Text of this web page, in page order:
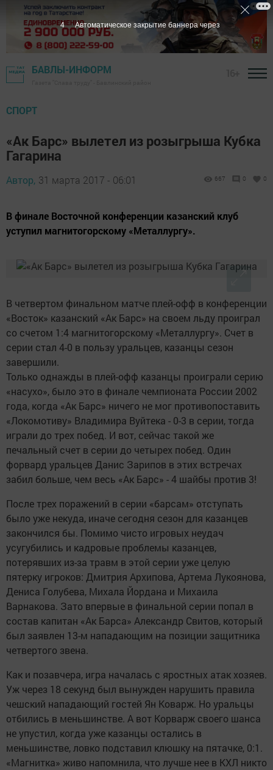
БАВЛЫ-ИНФОРМ
СПОРТ
«Ак Барс» вылетел из розыгрыша Кубка
Гагарина
Автор, 31 марта 2017 - 06:01 667 0 0
В финале Восточной конференции казанский клуб
уступил магнитогорскому «Металлургу».
В четвертом финальном матче плей-офф в конференции
«Восток» казанский «Ак Барс» на своем льду проиграл
со счетом 1:4 магнитогорскому «Металлургу». Счет в
серии стал 4-0 в пользу уральцев, казанцы сезон
завершили.
Только однажды в плей-офф казанцы проиграли серию
«насухо», было это в финале чемпионата России 2002
года, когда «Ак Барс» ничего не мог противопоставить
«Локомотиву» Владимира Вуйтека - 0-3 в серии, тогда
играли до трех побед. И вот, сейчас такой же
печальный счет в серии до четырех побед. Один
форвард уральцев Данис Зарипов в этих встречах
забил больше, чем весь «Ак Барс» - 4 шайбы против 3!
После трех поражений в серии «барсам» отступать
было уже некуда, иначе сегодня сезон для казанцев
закончился бы. Помимо чисто игровых неудач
усугубились и кадровые проблемы казанцев,
потерявших из-за травм в этой серии уже целую
пятерку игроков: Дмитрия Архипова, Артема Лукоянова,
Дениса Голубева, Михала Йордана и Михаила
Варнакова. Зато впервые в финальной серии попал в
состав капитан «Ак Барса» Александр Свитов, который
был заявлен 13-м нападающим на позиции защитника
четвертого звена.
Как и позавчера, игра началась с яростных атак хозяев.
Уж через 18 секунд был вынужден нарушить правила
чешский нападающий гостей Ян Коварж. Но уральцы
отбились в меньшинстве. А вот Корварж своего шанса
не упустил, когда уже казанцы остались в
меньшинстве, ловко подставил клюшку на пятачке, 0:1.
«Магнитка» живо напомнила, что лучше нее в КХЛ никто
3 Автоматическое закрытие баннера через